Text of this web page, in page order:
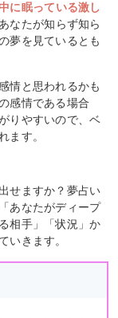
に眠っている激し
なたが知らず知ら
夢を見ているとも
情と思われるかも
感情である場合
りやすいので、ベ
ます。
せますか？夢占い
あなたがディープ
相手」「状況」か
いきます。